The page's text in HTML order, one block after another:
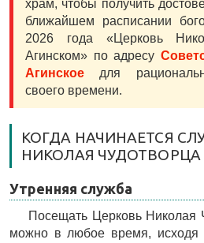
храм, чтобы получить
ближайшем расписании
2026 года «Церковь
Агинском» по адресу
Агинское для
своего времени.
КОГДА НАЧИНАЕТСЯ
НИКОЛАЯ
Утренняя служба
Посещать Церковь Николая
можно в любое время, исходя